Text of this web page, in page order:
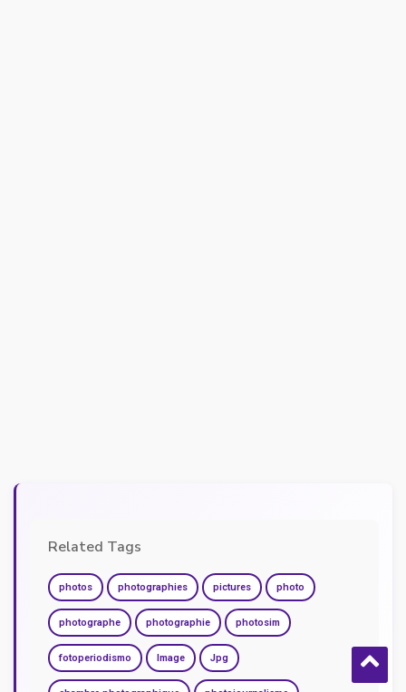
Related Tags
photos photographies pictures photo
photographe photographie photosim
fotoperiodismo Image Jpg